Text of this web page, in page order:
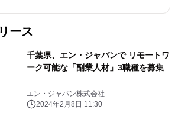
ース
千葉県、エン・ジャパンで リモートワ
ーク可能な「副業人材」3職種を募集
エン・ジャパン株式会社
2024年2月8日 11:30